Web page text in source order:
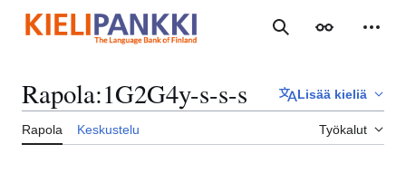
sisältöön
Haku Ulkoasu
Rapola:1G2G4y-s-s-s Lisää kieliä
Rapola Keskustelu Työkalut